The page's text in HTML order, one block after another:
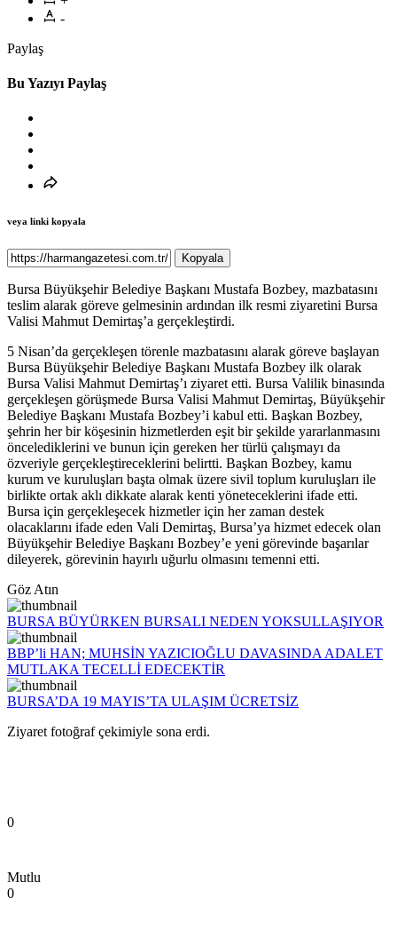
-
Paylaş
Bu Yazıyı Paylaş
veya linki kopyala
Kopyala
Bursa Büyükşehir Belediye Başkanı Mustafa Bozbey, mazbatasını
teslim alarak göreve gelmesinin ardından ilk resmi ziyaretini Bursa
Valisi Mahmut Demirtaş’a gerçekleştirdi.
5 Nisan’da gerçekleşen törenle mazbatasını alarak göreve başlayan
Bursa Büyükşehir Belediye Başkanı Mustafa Bozbey ilk olarak
Bursa Valisi Mahmut Demirtaş’ı ziyaret etti. Bursa Valilik binasında
gerçekleşen görüşmede Bursa Valisi Mahmut Demirtaş, Büyükşehir
Belediye Başkanı Mustafa Bozbey’i kabul etti. Başkan Bozbey,
şehrin her bir köşesinin hizmetlerden eşit bir şekilde yararlanmasını
öncelediklerini ve bunun için gereken her türlü çalışmayı da
özveriyle gerçekleştireceklerini belirtti. Başkan Bozbey, kamu
kurum ve kuruluşları başta olmak üzere sivil toplum kuruluşları ile
birlikte ortak aklı dikkate alarak kenti yöneteceklerini ifade etti.
Bursa için gerçekleşecek hizmetler için her zaman destek
olacaklarını ifade eden Vali Demirtaş, Bursa’ya hizmet edecek olan
Büyükşehir Belediye Başkanı Bozbey’e yeni görevinde başarılar
dileyerek, görevinin hayırlı uğurlu olmasını temenni etti.
Göz Atın
BURSA BÜYÜRKEN BURSALI NEDEN YOKSULLAŞIYOR
BBP’li HAN; MUHSİN YAZICIOĞLU DAVASINDA ADALET
MUTLAKA TECELLİ EDECEKTİR
BURSA’DA 19 MAYIS’TA ULAŞIM ÜCRETSİZ
Ziyaret fotoğraf çekimiyle sona erdi.
0
Mutlu
0